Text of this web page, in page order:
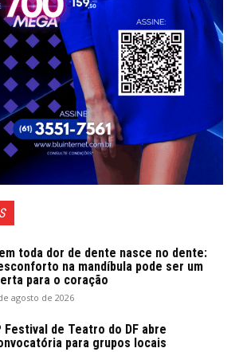
toda dor de dente nasce no dente:
na mandíbula pode ser um
para o coração
agosto de 2026
Festival de Teatro do DF abre
para grupos locais